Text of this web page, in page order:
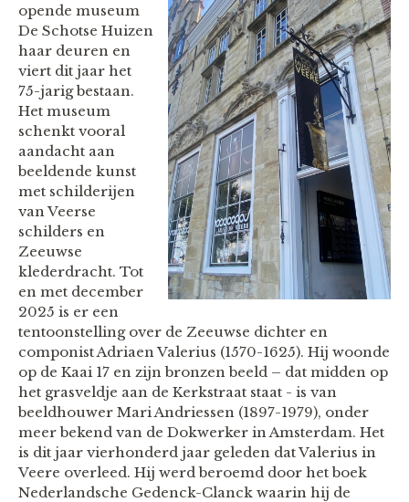
opende museum
De Schotse Huizen
haar deuren en
viert dit jaar het
75-jarig bestaan.
Het museum
schenkt vooral
aandacht aan
beeldende kunst
met schilderijen
van Veerse
schilders en
Zeeuwse
klederdracht. Tot
en met december
2025 is er een
tentoonstelling over de Zeeuwse dichter en
componist Adriaen Valerius (1570-1625). Hij woonde
op de Kaai 17 en zijn bronzen beeld – dat midden op
het grasveldje aan de Kerkstraat staat - is van
beeldhouwer Mari Andriessen (1897-1979), onder
meer bekend van de Dokwerker in Amsterdam. Het
is dit jaar vierhonderd jaar geleden dat Valerius in
Veere overleed. Hij werd beroemd door het boek
Nederlandsche Gedenck-Clanck waarin hij de